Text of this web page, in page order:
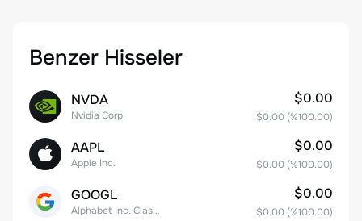
Benzer Hisseler
NVDA
Nvidia Corp
$0.00
$0.00 (%100.00)
AAPL
Apple Inc.
$0.00
$0.00 (%100.00)
GOOGL
Alphabet Inc. Class A Common Stock
$0.00
$0.00 (%100.00)